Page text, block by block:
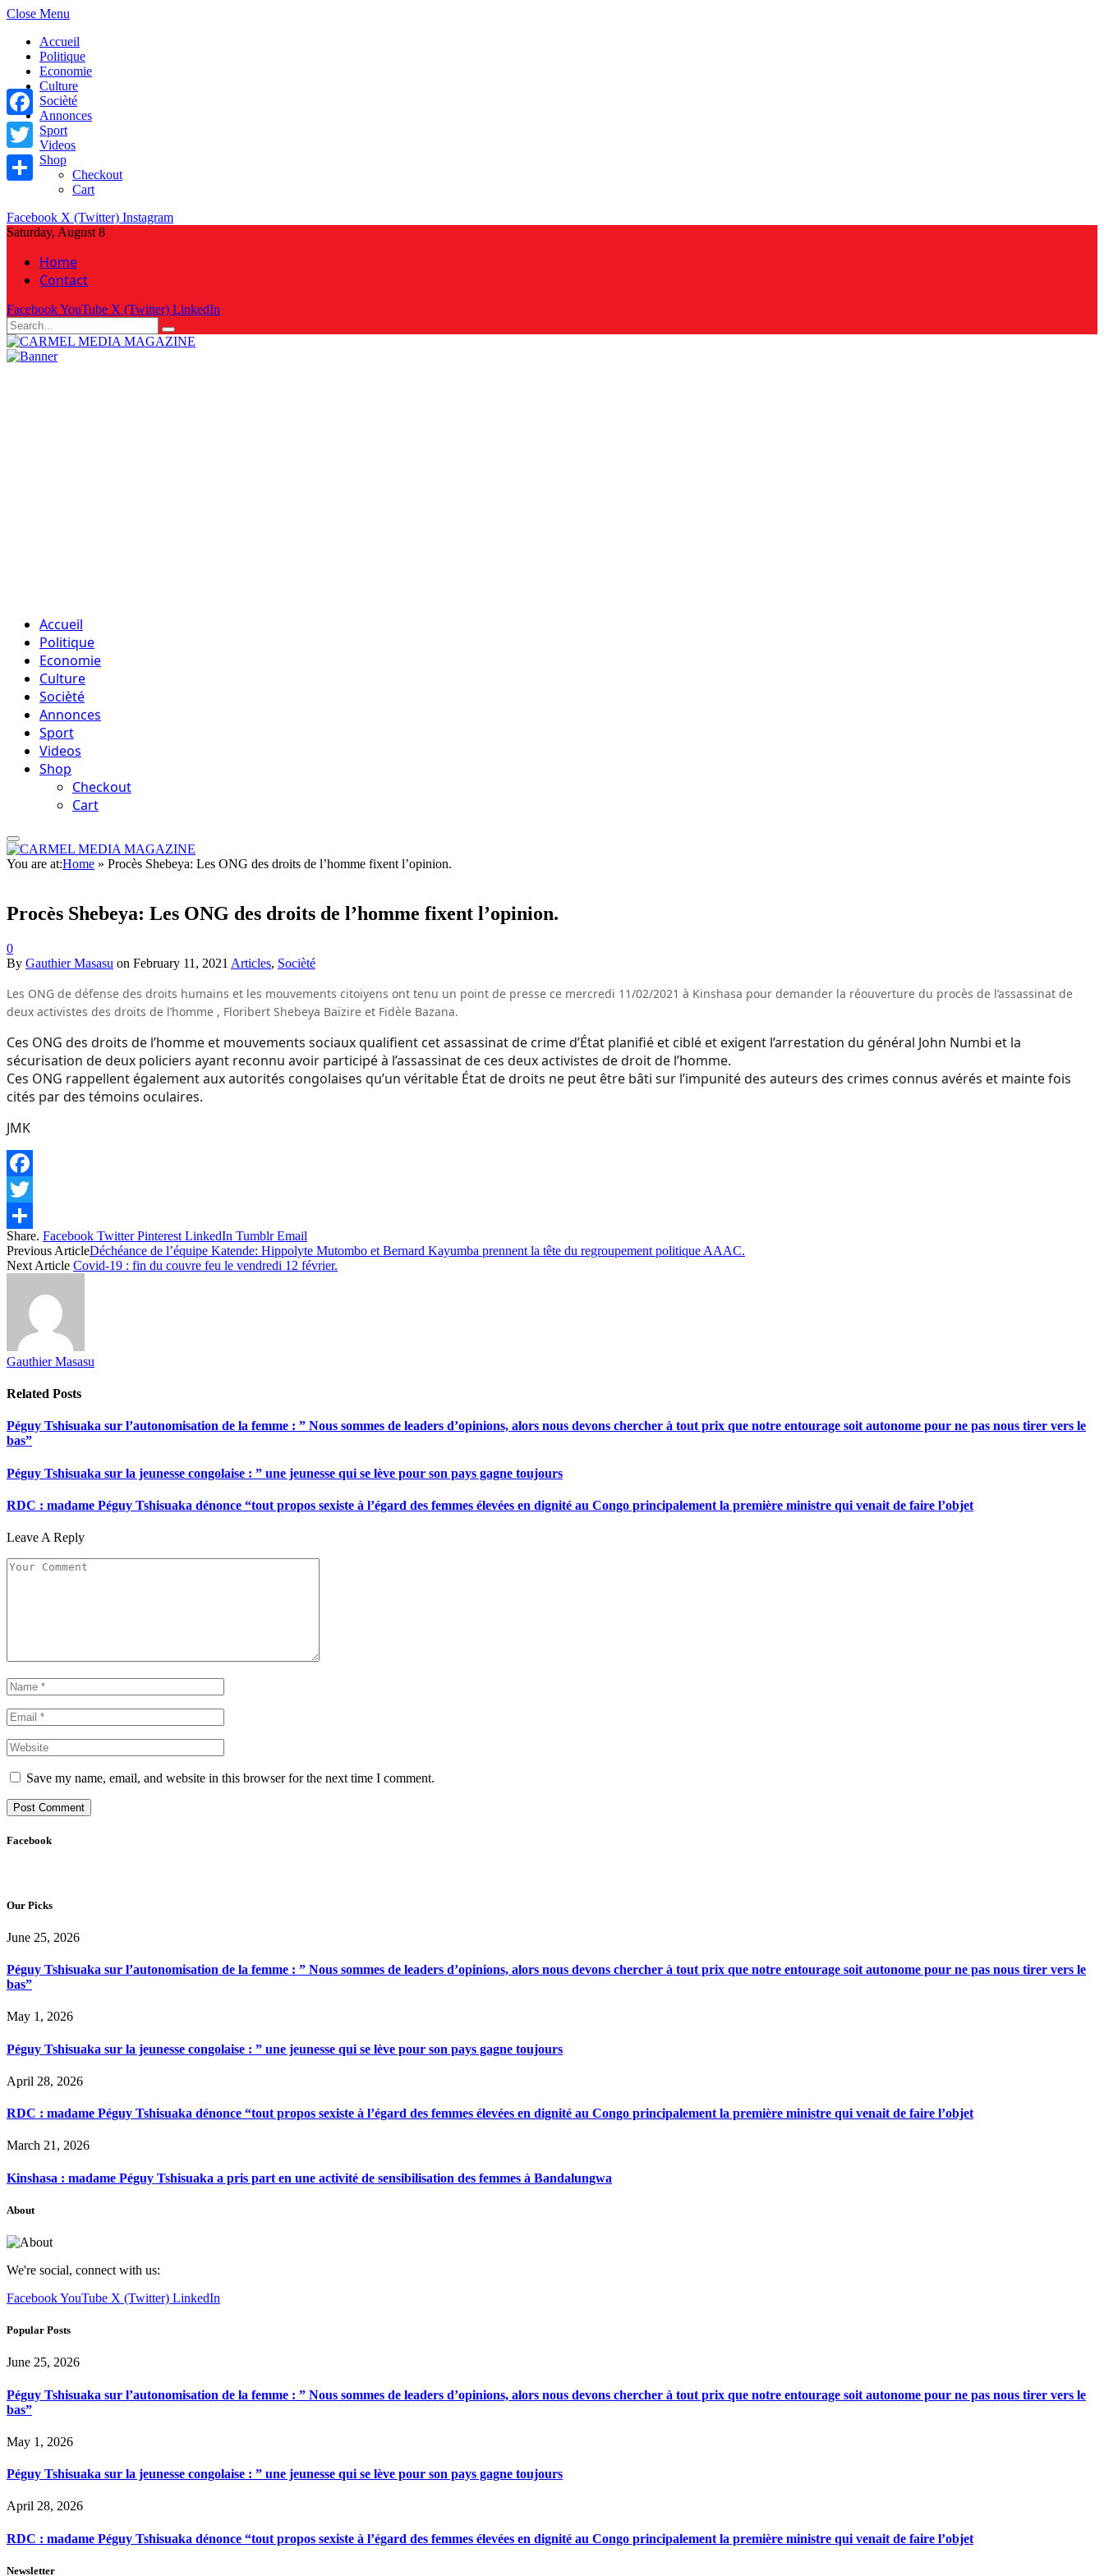
Close Menu
Accueil
Politique
Economie
Culture
Socièté
Annonces
Sport
Videos
Shop
Checkout
Cart
Facebook X (Twitter) Instagram
Saturday, August 8
Home
Contact
FacebookYouTube X (Twitter) LinkedIn
Accueil
Politique
Economie
Culture
Socièté
Annonces
Sport
Videos
Shop
Checkout
Cart
You are at:Home » Procès Shebeya: Les ONG des droits de l’homme fixent l’opinion.
Procès Shebeya: Les ONG des droits de l’homme fixent l’opinion.
0
By Gauthier Masasu on February 11, 2021 Articles, Socièté
Les ONG de défense des droits humains et les mouvements citoiyens ont tenu un point de presse ce mercredi 11/02/2021 à Kinshasa pour demander la réouverture du procès de l’assassinat de
deux activistes des droits de l’homme , Floribert Shebeya Baïzire et Fidèle Bazana.
Ces ONG des droits de l’homme et mouvements sociaux qualifient cet assassinat de crime d’État planifié et ciblé et exigent l’arrestation du général John Numbi et la
sécurisation de deux policiers ayant reconnu avoir participé à l’assassinat de ces deux activistes de droit de l’homme.
Ces ONG rappellent également aux autorités congolaises qu’un véritable État de droits ne peut être bâti sur l’impunité des auteurs des crimes connus avérés et mainte fois
cités par des témoins oculaires.
JMK
Facebook
Twitter
Share
Share. Facebook Twitter Pinterest LinkedIn Tumblr Email
Previous ArticleDéchéance de l’équipe Katende: Hippolyte Mutombo et Bernard Kayumba prennent la tête du regroupement politique AAAC.
Next Article Covid-19 : fin du couvre feu le vendredi 12 février.
Gauthier Masasu
Related Posts
Péguy Tshisuaka sur l’autonomisation de la femme : ” Nous sommes de leaders d’opinions, alors nous devons chercher à tout prix que notre entourage soit autonome pour ne pas nous tirer vers le
bas”
Péguy Tshisuaka sur la jeunesse congolaise : ” une jeunesse qui se lève pour son pays gagne toujours
RDC : madame Péguy Tshisuaka dénonce “tout propos sexiste à l’égard des femmes élevées en dignité au Congo principalement la première ministre qui venait de faire l’objet
Leave A Reply
Save my name, email, and website in this browser for the next time I comment.
Facebook
Our Picks
June 25, 2026
Péguy Tshisuaka sur l’autonomisation de la femme : ” Nous sommes de leaders d’opinions, alors nous devons chercher à tout prix que notre entourage soit autonome pour ne pas nous tirer vers le
bas”
May 1, 2026
Péguy Tshisuaka sur la jeunesse congolaise : ” une jeunesse qui se lève pour son pays gagne toujours
April 28, 2026
RDC : madame Péguy Tshisuaka dénonce “tout propos sexiste à l’égard des femmes élevées en dignité au Congo principalement la première ministre qui venait de faire l’objet
March 21, 2026
Kinshasa : madame Péguy Tshisuaka a pris part en une activité de sensibilisation des femmes à Bandalungwa
About
We're social, connect with us:
FacebookYouTube X (Twitter) LinkedIn
Popular Posts
June 25, 2026
Péguy Tshisuaka sur l’autonomisation de la femme : ” Nous sommes de leaders d’opinions, alors nous devons chercher à tout prix que notre entourage soit autonome pour ne pas nous tirer vers le
bas”
May 1, 2026
Péguy Tshisuaka sur la jeunesse congolaise : ” une jeunesse qui se lève pour son pays gagne toujours
April 28, 2026
RDC : madame Péguy Tshisuaka dénonce “tout propos sexiste à l’égard des femmes élevées en dignité au Congo principalement la première ministre qui venait de faire l’objet
Newsletter
Facebook
Twitter